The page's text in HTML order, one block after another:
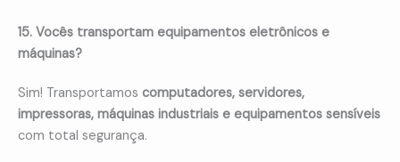
15. Vocês transportam equipamentos eletrônicos e
máquinas?
Sim! Transportamos computadores, servidores,
impressoras, máquinas industriais e equipamentos sensíveis
com total segurança.